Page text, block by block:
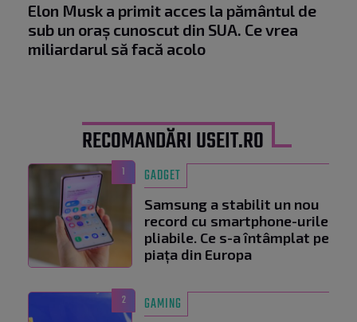
Elon Musk a primit acces la pământul de
sub un oraș cunoscut din SUA. Ce vrea
miliardarul să facă acolo
RECOMANDĂRI USEIT.RO
1 GADGET
Samsung a stabilit un nou
record cu smartphone-urile
pliabile. Ce s-a întâmplat pe
piața din Europa
2 GAMING